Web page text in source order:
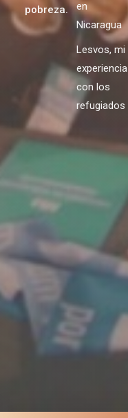
pobreza.
en
Nicaragua
Lesvos, mi
experiencia
con los
refugiados